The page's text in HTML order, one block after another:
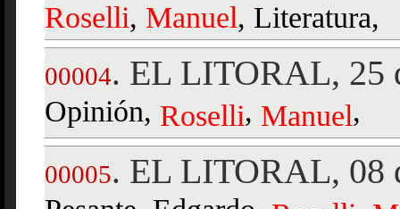
Roselli, Manuel, Literatura,
00004. EL LITORAL, 25
Opinión, Roselli, Manuel,
00005. EL LITORAL, 08